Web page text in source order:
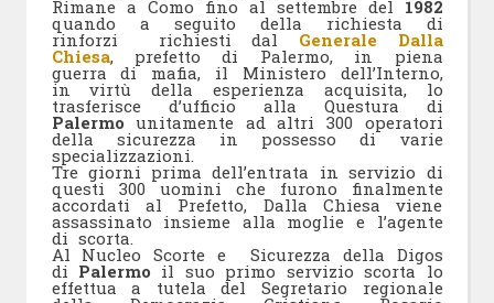
Rimane a Como fino al settembre del 1982
quando a seguito della richiesta di
rinforzi richiesti dal Generale Dalla
Chiesa, prefetto di Palermo, in piena
guerra di mafia, il Ministero dell’Interno,
in virtù della esperienza acquisita, lo
trasferisce d’ufficio alla Questura di
Palermo unitamente ad altri 300 operatori
della sicurezza in possesso di varie
specializzazioni.
Tre giorni prima dell’entrata in servizio di
questi 300 uomini che furono finalmente
accordati al Prefetto, Dalla Chiesa viene
assassinato insieme alla moglie e l’agente
di scorta.
Al Nucleo Scorte e Sicurezza della Digos
di Palermo il suo primo servizio scorta lo
effettua a tutela del Segretario regionale